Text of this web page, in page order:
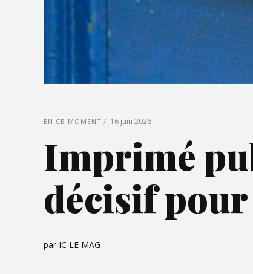
EN CE MOMENT 16 juin 2026
Imprimé
décisif
par IC LE MAG